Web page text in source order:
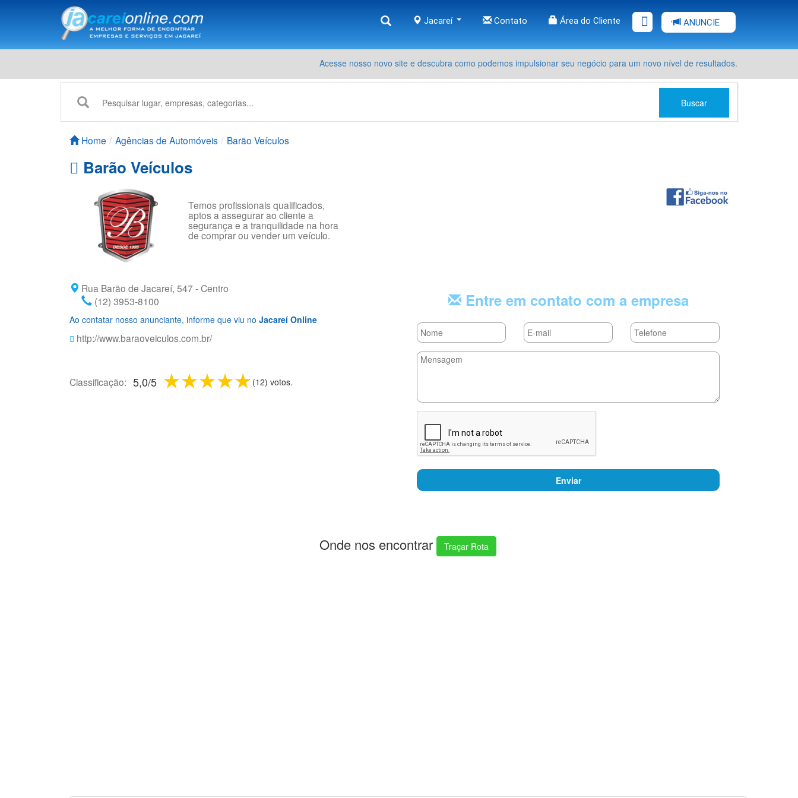
Jacareí Contato Área do Cliente ANUNCIE
Acesse nosso novo site e descubra como podemos impulsionar seu negócio para um novo nível de resultados.
Buscar
Home Agências de Automóveis Barão Veículos
Barão Veículos
Temos profissionais qualificados,
aptos a assegurar ao cliente a
segurança e a tranquilidade na hora
de comprar ou vender um veículo.
Rua Barão de Jacareí, 547 - Centro
(12) 3953-8100
Ao contatar nosso anunciante, informe que viu no Jacareí Online
http://www.baraoveiculos.com.br/
Classificação: 5,0/5 5 stars
4 stars
3 stars
2 stars
1 star (12) votos.
Entre em contato com a empresa
Enviar
Onde nos encontrar Traçar Rota